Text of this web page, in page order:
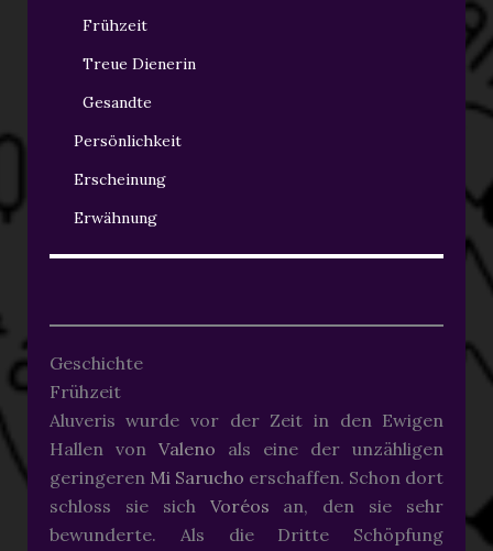
Frühzeit
Treue Dienerin
Gesandte
Persönlichkeit
Erscheinung
Erwähnung
Geschichte
Frühzeit
Aluveris wurde vor der Zeit in den Ewigen
Hallen von Valeno als eine der unzähligen
geringeren Mi Sarucho erschaffen. Schon dort
schloss sie sich Voréos an, den sie sehr
bewunderte. Als die Dritte Schöpfung